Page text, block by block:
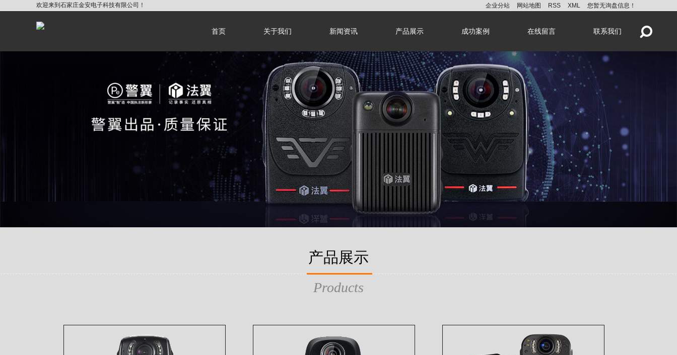
欢迎来到石家庄金安电子科技有限公司！ 企业分站 网站地图 RSS XML 您暂无询盘信息！
首页 关于我们 新闻资讯 产品展示 成功案例 在线留言 联系我们
产品展示
Products